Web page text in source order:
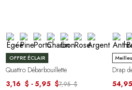
OFFRE ÉCLAIR
Quattro Débarbouillette
3,16 $ - 5,95 $7,95 $
Drap